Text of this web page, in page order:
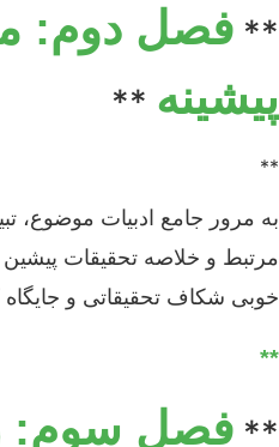
** فصل دوم:
پیشینه **
**
به مرور جامع ادبیات موضوع،
مرتبط و خلاصه تحقیقات
خوبی شکاف تحقیقاتی و
**
** فصل سوم: